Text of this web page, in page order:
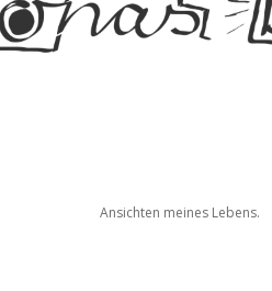
Ansichten meines Lebens.